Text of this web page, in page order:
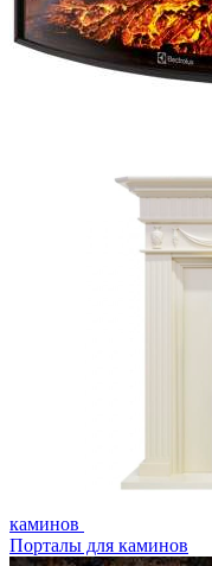
каминов
Порталы для каминов